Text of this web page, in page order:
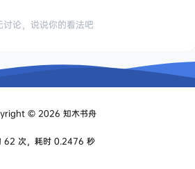
讨论，说说你的看法吧
© 2026 知木书舟
62 次，耗时 0.2476 秒